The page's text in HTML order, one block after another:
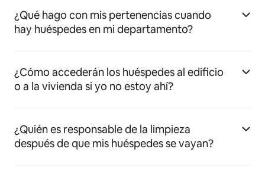
¿Qué hago con mis pertenencias cuando
hay huéspedes en mi departamento?
¿Cómo accederán los huéspedes al edificio
o a la vivienda si yo no estoy ahí?
¿Quién es responsable de la limpieza
después de que mis huéspedes se vayan?